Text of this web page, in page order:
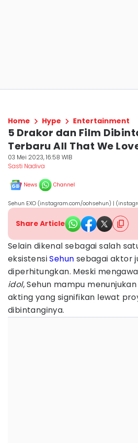
Home Hype Entertainment
5 Drakor dan Film
Terbaru All That We
03 Mei 2023, 16:58 WIB
Sasti Nadiva
News Channel
Sehun EXO (instagram.com/oohsehun) |
Share Article
Selain dikenal sebagai salah
eksistensiSehun sebagai aktor
diperhitungkan. Meski
idol, Sehun mampu
akting yang signifikan lewat
dibintanginya.